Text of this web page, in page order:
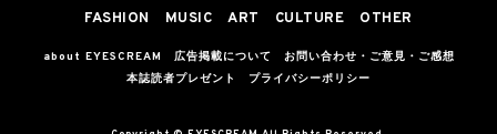
FASHION MUSIC ART CULTURE OTHER
about EYESCREAM 広告掲載について
お問い合わせ・ご意見・ご感想
本誌読者プレゼント
プライバシーポリシー